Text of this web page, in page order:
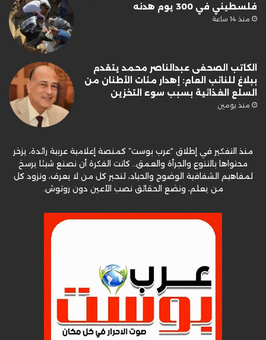
فلسطيني في 300 يوم هدنه
منذ 14 ساعة
الكاتب الصحفى عبدالناصر محمد يتقدم
ببلاغ للنائب العام: إهدار مئات الأطنان من
السلع الغذائية بسبب سوء التخزين
منذ يومين
منذ التفكير في إطلاق “عرب بوست” كمنصة إعلامية عربية رائدة، يزخر
محتواها بالتنوع والجرأة والعمق.. كانت الفكرة أن نصنع شيئا يرسخ
لمفاهيم الشفافية الوضوح والحياد، لنحبر كل من لا يعرف، ونزود كل
من يعلم، ونضع الحقائق نصب الأعين دون روتوش.